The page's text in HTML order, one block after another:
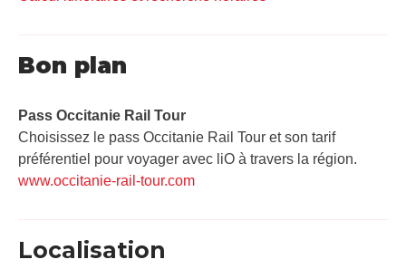
Bon plan
Pass Occitanie Rail Tour​
Choisissez le pass Occitanie Rail Tour et son tarif
préférentiel pour voyager avec liO à travers la région.
www.occitanie-rail-tour.com
Localisation